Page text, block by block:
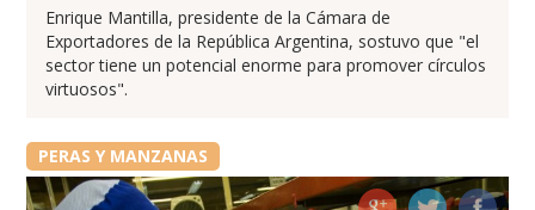
Enrique Mantilla, presidente de la Cámara de
Exportadores de la República Argentina, sostuvo que "el
sector tiene un potencial enorme para promover círculos
virtuosos".
PERAS Y MANZANAS